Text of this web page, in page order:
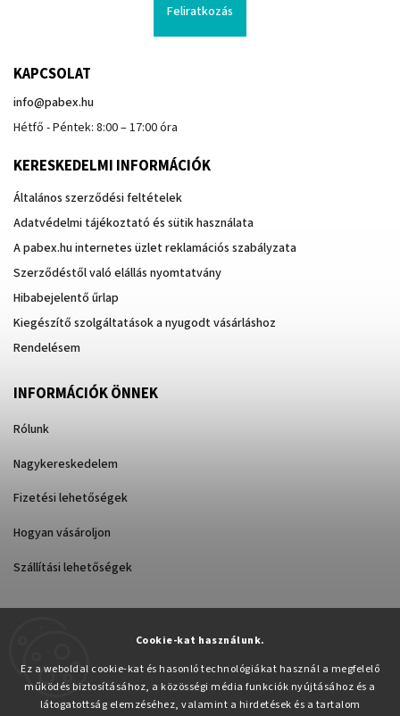
Cookie-kat használunk.
Ez a weboldal cookie-kat és hasonló technológiákat használ a megfelelő
működés biztosításához, a közösségi média funkciók nyújtásához és a
látogatottság elemzéséhez, valamint a hirdetések és a tartalom
Feliratkozás
KAPCSOLAT
info@pabex.hu
Hétfő - Péntek: 8:00 – 17:00 óra
KERESKEDELMI INFORMÁCIÓK
Általános szerződési feltételek
Adatvédelmi tájékoztató és sütik használata
A pabex.hu internetes üzlet reklamációs szabályzata
Szerződéstől való elállás nyomtatvány
Hibabejelentő űrlap
Kiegészítő szolgáltatások a nyugodt vásárláshoz
Rendelésem
INFORMÁCIÓK ÖNNEK
Rólunk
Nagykereskedelem
Fizetési lehetőségek
Hogyan vásároljon
Szállítási lehetőségek